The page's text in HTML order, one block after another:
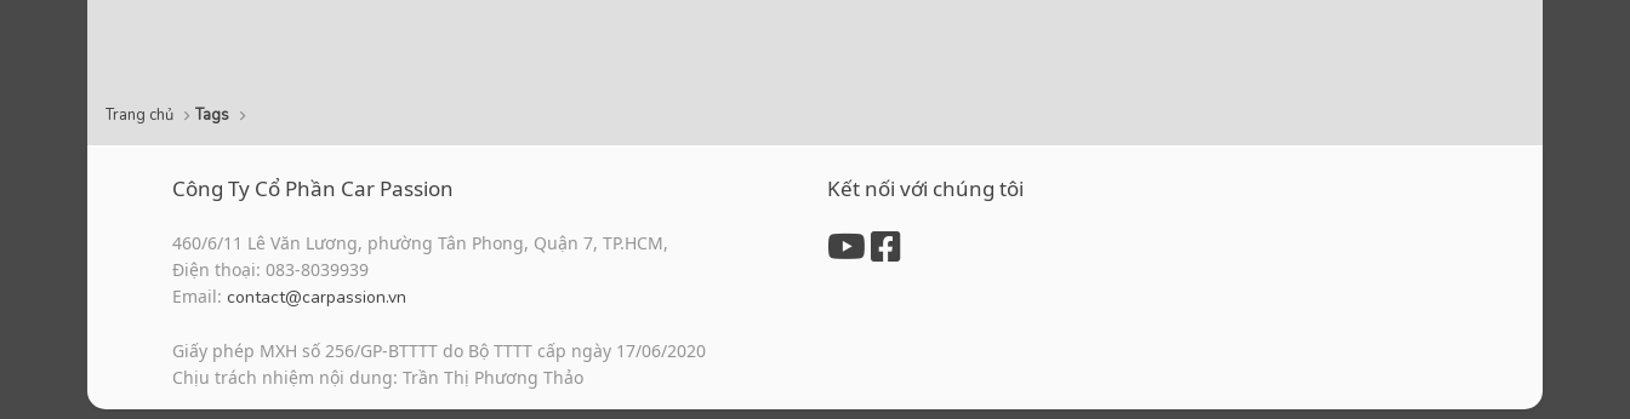
Trang chủ Tags
Công Ty Cổ Phần Car Passion
460/6/11 Lê Văn Lương, phường Tân Phong, Quận 7, TP.HCM,
Điện thoại: 083-8039939
Email: contact@carpassion.vn
Giấy phép MXH số 256/GP-BTTTT do Bộ TTTT cấp ngày 17/06/2020
Chịu trách nhiệm nội dung: Trần Thị Phương Thảo
Kết nối với chúng tôi